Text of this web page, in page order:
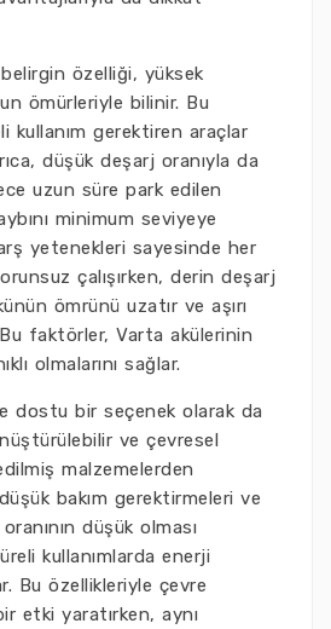
özelliği, yüksek
ömürleriyle bilinir. Bu
kullanım gerektiren araçlar
düşük deşarj oranıyla da
uzun süre park edilen
minimum seviyeye
yetenekleri sayesinde her
çalışırken, derin deşarj
ömrünü uzatır ve aşırı
faktörler, Varta akülerinin
olmalarını sağlar.
dostu bir seçenek olarak da
ve çevresel
malzemelerden
bakım gerektirmeleri ve
düşük olması
kullanımlarda enerji
Bu özellikleriyle çevre
etki yaratırken, aynı